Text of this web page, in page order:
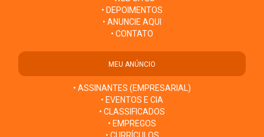
• DEPOIMENTOS
• ANUNCIE AQUI
• CONTATO
MEU ANÚNCIO
• ASSINANTES (EMPRESARIAL)
• EVENTOS E CIA
• CLASSIFICADOS
• EMPREGOS